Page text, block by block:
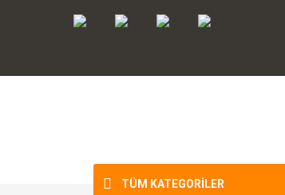
TÜM KATEGORİLER